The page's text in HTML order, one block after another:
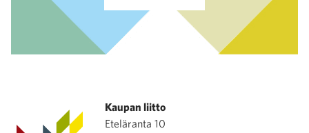
Kaupan liitto
Eteläranta 10